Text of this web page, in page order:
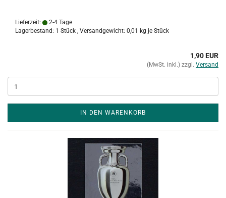
Lieferzeit:
2-4 Tage
Lagerbestand: 1 Stück , Versandgewicht: 0,01 kg je Stück
1,90 EUR
(MwSt. inkl.) zzgl. Versand
IN DEN WARENKORB